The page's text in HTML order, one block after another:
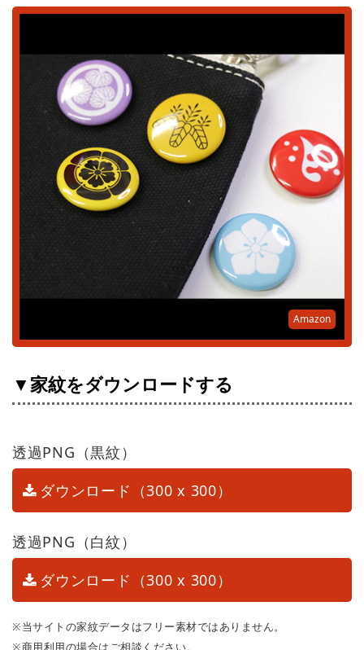
Amazon
▼家紋をダウンロードする
透過PNG（黒紋）
ダウンロード（300 x 300）
透過PNG（白紋）
ダウンロード（300 x 300）
※当サイトの家紋データはフリー素材ではありません。
※商用利用の場合はご相談ください。